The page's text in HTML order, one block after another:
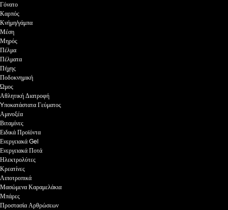
Γόνατο
Καρπός
Κνήμη/γάμπα
Μέση
Μηρός
Πέλμα
Πέλματα
Πήχης
Ποδοκνημική
Ώμος
Αθλητική Διατροφή
Yποκατάστατα Γεύματος
Αμινοξέα
Βιταμίνες
Ειδικά Προϊόντα
Ενεργειακά Gel
Ενεργειακά Ποτά
Ηλεκτρολύτες
Κρεατίνες
Λιποτροπικά
Μασώμενα Καραμελάκια
Μπάρες
Προστασία Αρθρώσεων